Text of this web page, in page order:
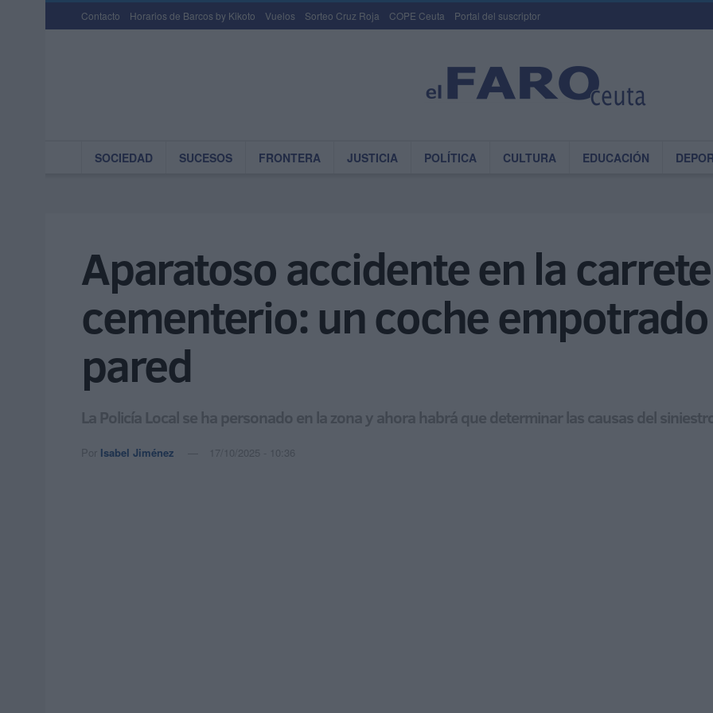
Contacto Horarios de Barcos by Kikoto Vuelos Sorteo Cruz Roja COPE Ceuta Portal del suscriptor
SOCIEDAD SUCESOS FRONTERA JUSTICIA POLÍTICA CULTURA EDUCACIÓN
Aparatoso accidente en la
cementerio: un coche
pared
La Policía Local se ha personado en la zona y ahora habrá que determinar las causas del
Por Isabel Jiménez 17/10/2025 - 10:36